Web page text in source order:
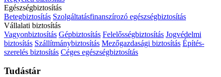
Egészségbiztosítás
Betegbiztosítás Szolgáltatásfinanszírozó egészségbiztosítás
Vállalati biztosítás
Vagyonbiztosítás Gépbiztosítás Felelősségbiztosítás Jogvédelmi
biztosítás Szállítmánybiztosítás Mezőgazdasági biztosítás Építés-
szerelés biztosítás Céges egészségbiztosítás
Tudástár